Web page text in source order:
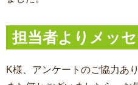
担当者よりメッ
K様、アンケートのご協力あ